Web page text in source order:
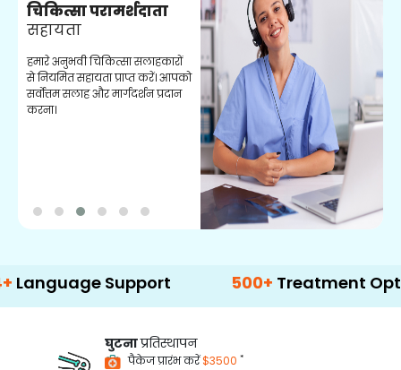
चिकित्सा परामर्शदाता
सहायता
हमारे अनुभवी चिकित्सा सलाहकारों
से नियमित सहायता प्राप्त करें। आपको
सर्वोत्तम सलाह और मार्गदर्शन प्रदान
करना।
Support 500+ Treatment Options
घुटनाप्रतिस्थापन
पैकेज प्रारंभ करें$3500 *